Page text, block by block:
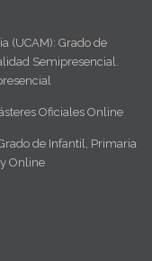
(UCAM): Grado de
Semipresencial.
Oficiales Online
de Infantil, Primaria
Online